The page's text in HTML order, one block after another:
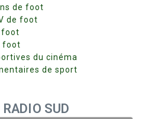
de foot
de foot
foot
foot
du cinéma
de sport
SUD